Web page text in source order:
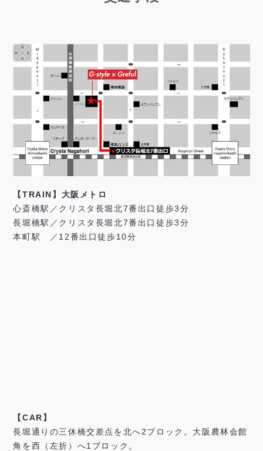
【TRAIN】大阪メトロ
心斎橋駅／クリスタ長堀北7番出口徒歩3分
長堀橋駅／クリスタ長堀北7番出口徒歩3分
本町駅 ／12番出口徒歩10分
【CAR】
長堀通りの三休橋交差点を北へ2ブロック。大阪農林会館
角を西（左折）へ1ブロック。